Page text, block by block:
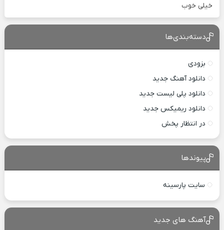
خیلی خوب
دسته‌بندی‌ها
بزودی
دانلود آهنگ جدید
دانلود پلی لیست جدید
دانلود ریمیکس جدید
در انتظار پخش
پیوندها
سایت پارسینه
آهنگ های جدید